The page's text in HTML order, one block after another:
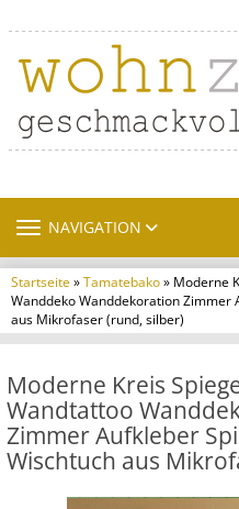
TOGGLE NAVIGATION
NAVIGATION
Startseite»Tamatebako» Moderne
Wanddeko Wanddekoration
aus Mikrofaser (rund, silber)
Moderne Kreis
Wandtattoo
Zimmer Aufkleber
Wischtuch aus